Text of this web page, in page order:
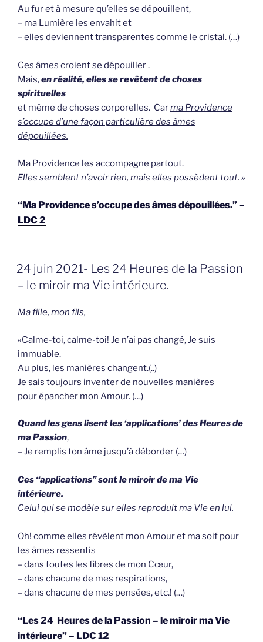
Au fur et à mesure qu’elles se dépouillent,
– ma Lumière les envahit et
– elles deviennent transparentes comme le cristal. (…)
Ces âmes croient se dépouiller .
Mais,en réalité, elles se revêtent de choses
spirituelles
et même de choses corporelles. Carma Providence
s’occupe d’une façon particulière des âmes
dépouillées.
Ma Providence les accompagne partout.
Elles semblent n’avoir rien, mais elles possèdent tout. »
“Ma Providence s’occupe des âmes dépouillées.” –
LDC 2
GEPLAATST
OP
24 juin 2021- Les 24 Heures de la Passion
– le miroir ma Vie intérieure.
Ma fille, mon fils,
«Calme-toi, calme-toi! Je n’ai pas changé, Je suis
immuable.
Au plus, les manières changent.(..)
Je sais toujours inventer de nouvel­les manières
pour épancher mon Amour. (…)
Quand les gens lisent les ‘applications’ des Heures de
ma Passion,
– Je remplis ton âme jusqu’à déborder (…)
Ces “applications” sont le miroir de ma Vie
intérieure.
Celui qui se modèle sur elles reproduit ma Vie en lui.
Oh! comme elles révèlent mon Amour et ma soif pour
les âmes ressentis
– dans toutes les fibres de mon Cœur,
– dans chacune de mes respirations,
– dans chacune de mes pensées, etc.! (…)
“Les 24 Heures de la Passion – le miroir ma Vie
intérieure” – LDC 12